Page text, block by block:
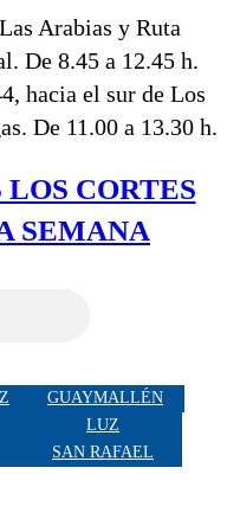
Arabias y Ruta
De 8.45 a 12.45 h.
hacia el sur de Los
De 11.00 a 13.30 h.
LOS CORTES
SEMANA
GUAYMALLÉN
LUZ
SAN RAFAEL